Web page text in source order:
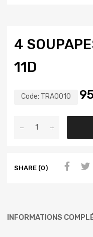
4
11D
Code: TRA0010
SHARE (0)
INFORMATIONS